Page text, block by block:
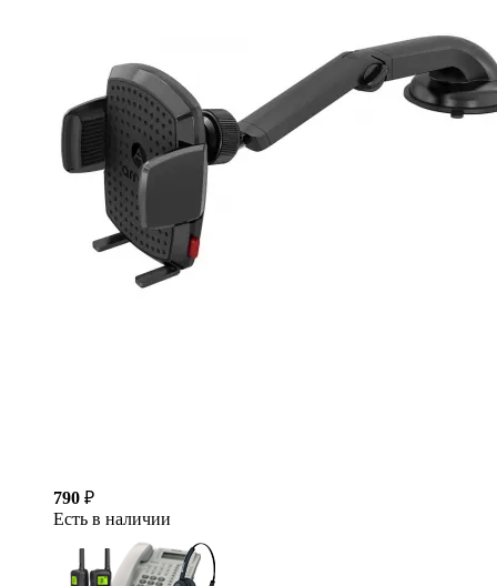
790 ₽
Есть в наличии